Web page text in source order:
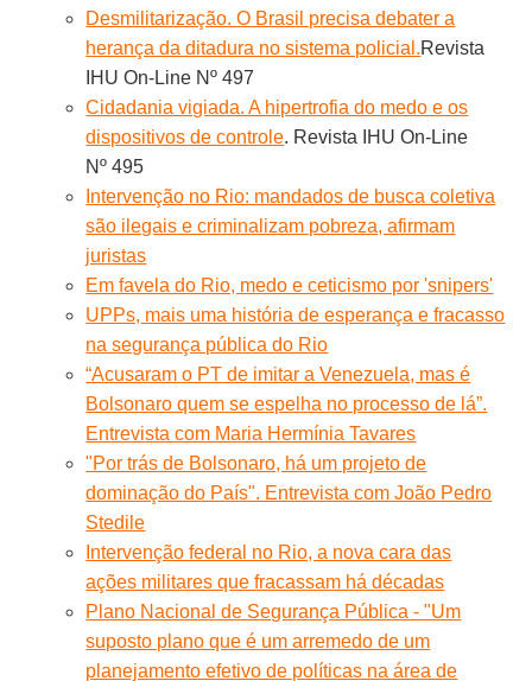
Desmilitarização. O Brasil precisa debater a
herança da ditadura no sistema policial.Revista
IHU On-Line Nº 497
Cidadania vigiada. A hipertrofia do medo e os
dispositivos de controle. Revista IHU On-Line
Nº 495
Intervenção no Rio: mandados de busca coletiva
são ilegais e criminalizam pobreza, afirmam
juristas
Em favela do Rio, medo e ceticismo por 'snipers'
UPPs, mais uma história de esperança e fracasso
na segurança pública do Rio
“Acusaram o PT de imitar a Venezuela, mas é
Bolsonaro quem se espelha no processo de lá”.
Entrevista com Maria Hermínia Tavares
"Por trás de Bolsonaro, há um projeto de
dominação do País". Entrevista com João Pedro
Stedile
Intervenção federal no Rio, a nova cara das
ações militares que fracassam há décadas
Plano Nacional de Segurança Pública - "Um
suposto plano que é um arremedo de um
planejamento efetivo de políticas na área de